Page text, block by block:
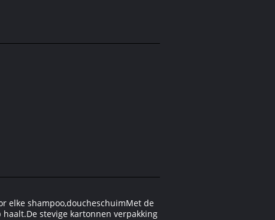
elke shampoo,doucheschuimMet de
stevige kartonnen verpakking